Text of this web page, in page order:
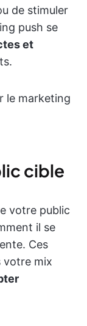
de stimuler
push se
et
le marketing
cible
votre public
il se
Ces
votre mix